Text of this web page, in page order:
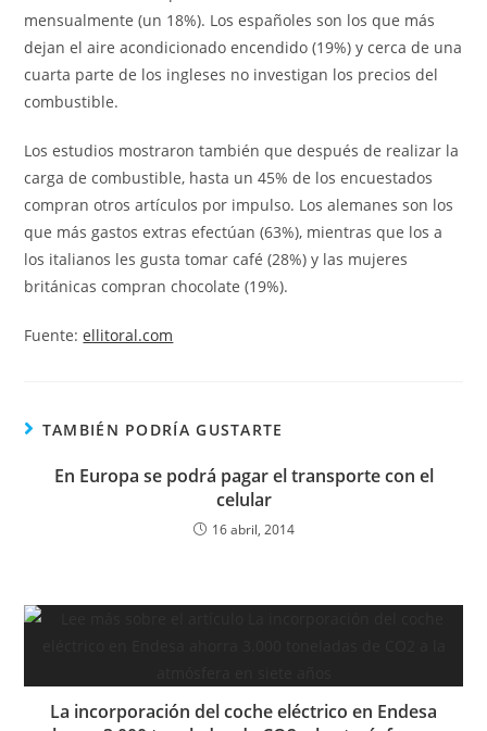
mensualmente (un 18%). Los españoles son los que más
dejan el aire acondicionado encendido (19%) y cerca de una
cuarta parte de los ingleses no investigan los precios del
combustible.
Los estudios mostraron también que después de realizar la
carga de combustible, hasta un 45% de los encuestados
compran otros artículos por impulso. Los alemanes son los
que más gastos extras efectúan (63%), mientras que los a
los italianos les gusta tomar café (28%) y las mujeres
británicas compran chocolate (19%).
Fuente:ellitoral.com
TAMBIÉN PODRÍA GUSTARTE
En Europa se podrá pagar el transporte con el
celular
16 abril, 2014
La incorporación del coche eléctrico en Endesa